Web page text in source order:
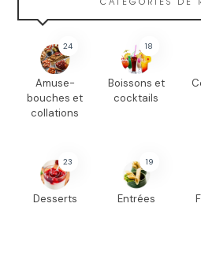
24
Amuse-
bouches et
collations
18
Boissons et
cocktails
23
Desserts
19
Entrées